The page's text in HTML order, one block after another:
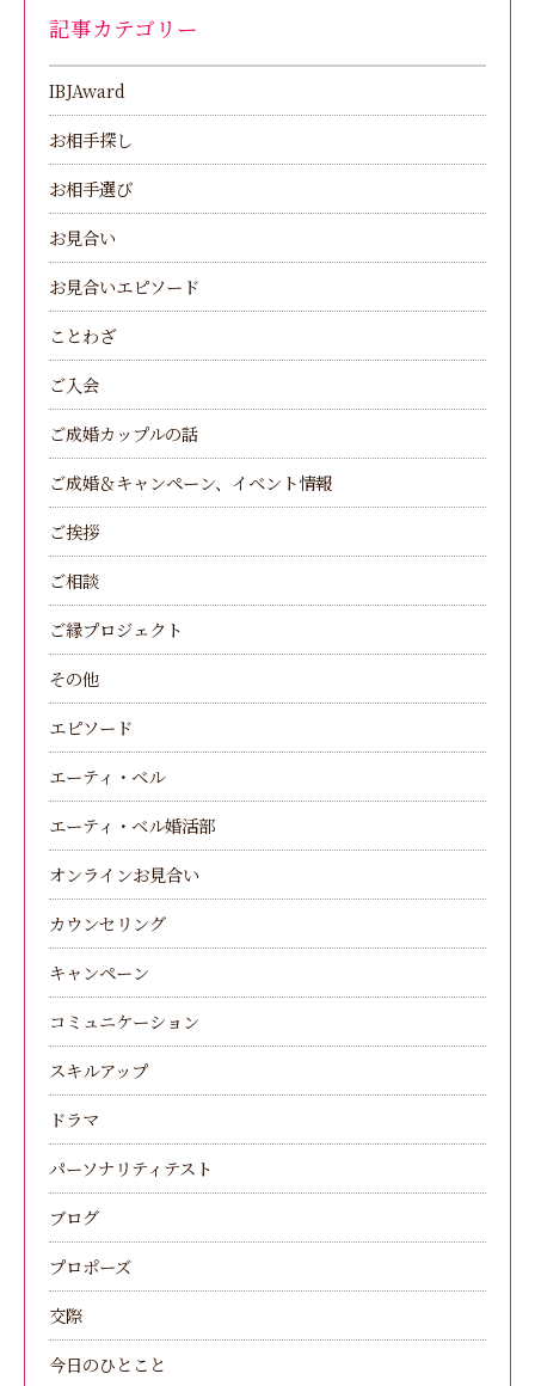
記事カテゴリー
IBJAward
お相手探し
お相手選び
お見合い
お見合いエピソード
ことわざ
ご入会
ご成婚カップルの話
ご成婚＆キャンペーン、イベント情報
ご挨拶
ご相談
ご縁プロジェクト
その他
エピソード
エーティ・ベル
エーティ・ベル婚活部
オンラインお見合い
カウンセリング
キャンペーン
コミュニケーション
スキルアップ
ドラマ
パーソナリティテスト
ブログ
プロポーズ
交際
今日のひとこと